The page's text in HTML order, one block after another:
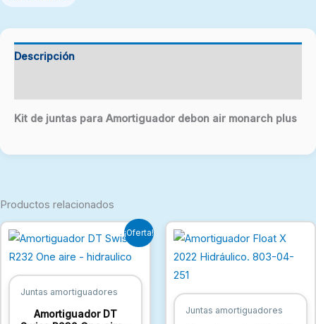
Descripción
Kit de juntas para Amortiguador debon air monarch plus
Productos relacionados
¡Oferta!
Juntas amortiguadores
Amortiguador DT
precio
original
31,46 €.
precio
actual
27,83 €.
Juntas amortiguadores